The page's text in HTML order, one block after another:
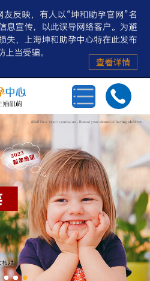
首页
三代试管婴儿
第三方辅助生殖
私人定制
冻卵/冻精